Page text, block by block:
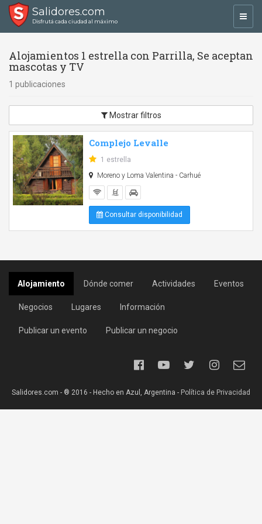
Salidores.com
Disfrutá cada ciudad al máximo
Alojamientos 1 estrella con Parrilla, Se aceptan
mascotas y TV
1 publicaciones
Mostrar filtros
Complejo Levalle
1 estrella
Moreno y Loma Valentina - Carhué
Consultar disponibilidad
Alojamiento Dónde comer Actividades Eventos
Negocios Lugares Información
Publicar un evento Publicar un negocio
Salidores.com - ® 2016 - Hecho en Azul, Argentina - Política de Privacidad